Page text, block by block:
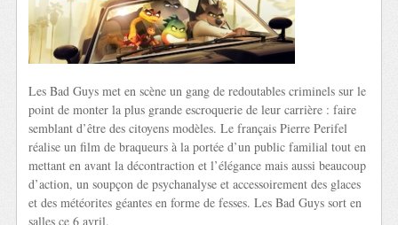
Les Bad Guys met en scène un gang de redoutables criminels sur le
point de monter la plus grande escroquerie de leur carrière : faire
semblant d’être des citoyens modèles. Le français Pierre Perifel
réalise un film de braqueurs à la portée d’un public familial tout en
mettant en avant la décontraction et l’élégance mais aussi beaucoup
d’action, un soupçon de psychanalyse et accessoirement des glaces
et des météorites géantes en forme de fesses. Les Bad Guys sort en
salles ce 6 avril.